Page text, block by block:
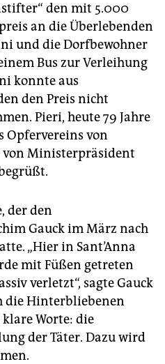
den mit 5.000
an die Überlebenden
und die Dorfbewohner
Bus zur Verleihung
konnte aus
den Preis nicht
Pieri, heute 79 Jahre
Opfervereins von
von Ministerpräsident
der den
Gauck im März nach
„Hier in Sant’Anna
mit Füßen getreten
verletzt“, sagte Gauck
die Hinterbliebenen
Worte: die
der Täter. Dazu wird